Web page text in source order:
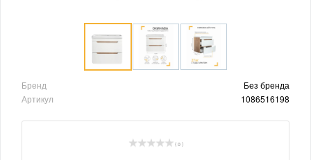
Бренд
Без бренда
Артикул
1086516198
( 0 )